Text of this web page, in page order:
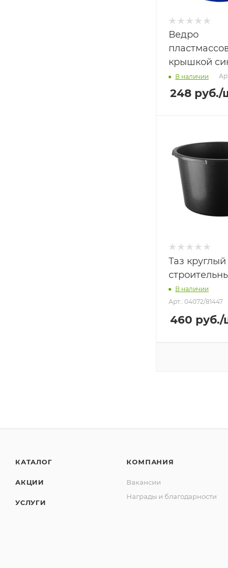
Ведро
крышкой
В наличии
248 руб./
Таз круглый
В наличии
Арт.: 04072/81447
460 руб./
КАТАЛОГ
АКЦИИ
УСЛУГИ
КОМПАНИЯ
Вакансии
Награды и благодарности